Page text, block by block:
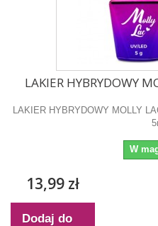
LAKIER HYBRYDOWY
LAKIER HYBRYDOWY MOLLY
W
13,99 zł
Dodaj do